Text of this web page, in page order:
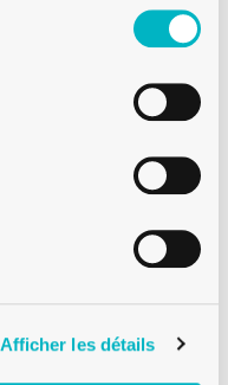
Afficher les détails